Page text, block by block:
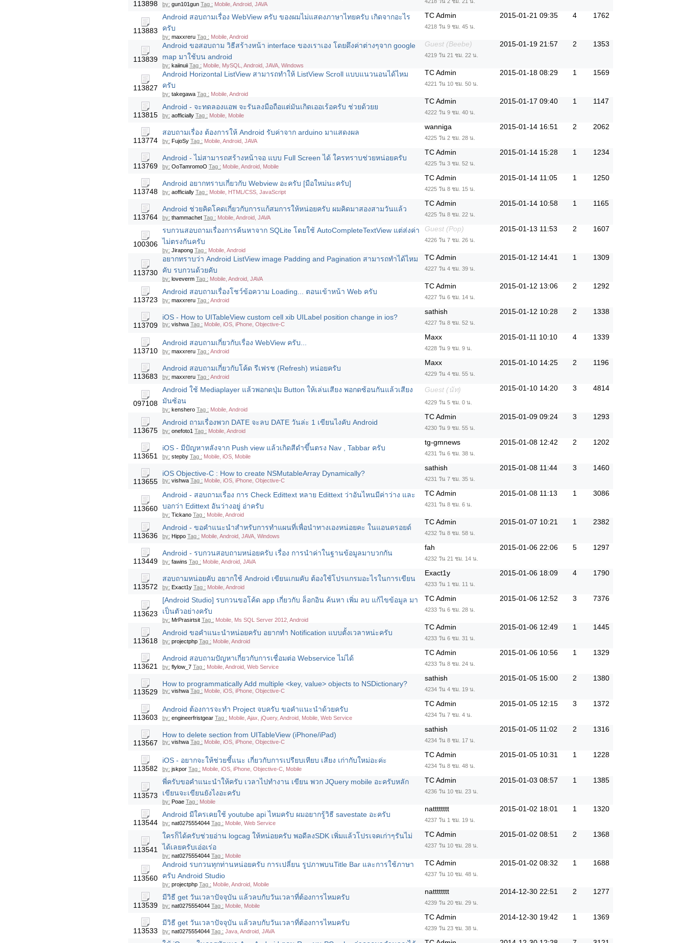
113898 by: gun101gun Tag : Mobile, Android, JAVA
113883
Android สอบถามเรื่อง WebView ครับ ของผมไม่แสดงภาษาไทยครับ เกิดจากอะไร
ครับ
by: maxxreru Tag : Mobile, Android
TC Admin
4218 วัน 9 ชม. 45 น.
2015-01-21 09:35 4 1762
113839
Android ขอสอบถาม วิธีสร้างหน้า interface ของเราเอง โดยดึงค่าต่างๆจาก google
map มาใช้บน android
by: kaiinuii Tag : Mobile, MySQL, Android, JAVA, Windows
Guest (Beebe)
4219 วัน 21 ชม. 22 น.
2015-01-19 21:57 2 1353
113827
Android Horizontal ListView สามารถทำให้ ListView Scroll แบบแนวนอนได้ไหม
ครับ
by: takegawa Tag : Mobile, Android
TC Admin
4221 วัน 10 ชม. 50 น.
2015-01-18 08:29 1 1569
113815
Android - จะทดลองแอพ จะรันลงมือถือแต่มันเกิดเออเร้อครับ ช่วยด้วยย
by: aofficially Tag : Mobile, Mobile
TC Admin
4222 วัน 9 ชม. 40 น.
2015-01-17 09:40 1 1147
113774
สอบถามเรื่อง ต้องการให้ Android รับค่าจาก arduino มาแสดงผล
by: FujoSy Tag : Mobile, Android, JAVA
wanniga
4225 วัน 2 ชม. 28 น.
2015-01-14 16:51 2 2062
113769
Android - ไม่สามารถสร้างหน้าจอ แบบ Full Screen ได้ ใครทราบช่วยหน่อยครับ
by: OoTamromoO Tag : Mobile, Android, Mobile
TC Admin
4225 วัน 3 ชม. 52 น.
2015-01-14 15:28 1 1234
113748
Android อยากทราบเกี่ยวกับ Webview อะครับ [มือใหม่นะครับ]
by: aofficially Tag : Mobile, HTML/CSS, JavaScript
TC Admin
4225 วัน 8 ชม. 15 น.
2015-01-14 11:05 1 1250
113764
Android ช่วยคิดโคดเกี่ยวกับการแก้สมการให้หน่อยครับ ผมคิดมาสองสามวันแล้ว
by: thammachet Tag : Mobile, Android, JAVA
TC Admin
4225 วัน 8 ชม. 22 น.
2015-01-14 10:58 1 1165
100306
รบกวนสอบถามเรื่องการค้นหาจาก SQLite โดยใช้ AutoCompleteTextView แต่ส่งค่า
ไม่ตรงกันครับ
by: Jirapong Tag : Mobile, Android
Guest (Pop)
4226 วัน 7 ชม. 26 น.
2015-01-13 11:53 2 1607
113730
อยากทราบว่า Android ListView image Padding and Pagination สามารถทำได้ไหม
คับ รบกวนด้วยคับ
by: loveverm Tag : Mobile, Android, JAVA
TC Admin
4227 วัน 4 ชม. 39 น.
2015-01-12 14:41 1 1309
113723
Android สอบถามเรื่องโชว์ข้อความ Loading... ตอนเข้าหน้า Web ครับ
by: maxxreru Tag : Android
TC Admin
4227 วัน 6 ชม. 14 น.
2015-01-12 13:06 2 1292
113709
iOS - How to UITableView custom cell xib UILabel position change in ios?
by: vishwa Tag : Mobile, iOS, iPhone, Objective-C
sathish
4227 วัน 8 ชม. 52 น.
2015-01-12 10:28 2 1338
113710
Android สอบถามเกี่ยวกับเรื่อง WebView ครับ...
by: maxxreru Tag : Android
Maxx
4228 วัน 9 ชม. 9 น.
2015-01-11 10:10 4 1339
113683
Android สอบถามเกี่ยวกับโค้ด รีเฟรช (Refresh) หน่อยครับ
by: maxxreru Tag : Android
Maxx
4229 วัน 4 ชม. 55 น.
2015-01-10 14:25 2 1196
097108
Android ใช้ Mediaplayer แล้วพอกดปุ่ม Button ให้เล่นเสียง พอกดซ้อนกันแล้วเสียง
มันซ้อน
by: kenshero Tag : Mobile, Android
Guest (นัท)
4229 วัน 5 ชม. 0 น.
2015-01-10 14:20 3 4814
113675
Android ถามเรื่องพวก DATE จะลบ DATE วันล่ะ 1 เขียนไงคับ Android
by: onefoto1 Tag : Mobile, Android
TC Admin
4230 วัน 9 ชม. 55 น.
2015-01-09 09:24 3 1293
113651
iOS - มีปัญหาหลังจาก Push view แล้วเกิดสีดำขึ้นตรง Nav , Tabbar ครับ
by: stepby Tag : Mobile, iOS, Mobile
tg-gmnews
4231 วัน 6 ชม. 38 น.
2015-01-08 12:42 2 1202
113655
iOS Objective-C : How to create NSMutableArray Dynamically?
by: vishwa Tag : Mobile, iOS, iPhone, Objective-C
sathish
4231 วัน 7 ชม. 35 น.
2015-01-08 11:44 3 1460
113660
Android - สอบถามเรื่อง การ Check Edittext หลาย Edittext ว่าอันไหนมีค่าว่าง และ
บอกว่า Edittext อันว่างอยู่ อ่าครับ
by: Tickano Tag : Mobile, Android
TC Admin
4231 วัน 8 ชม. 6 น.
2015-01-08 11:13 1 3086
113636
Android - ขอคำแนะนำสำหรับการทำแผนที่เพื่อนำทางเองหน่อยคะ ในแอนดรอยด์
by: Hippo Tag : Mobile, Android, JAVA, Windows
TC Admin
4232 วัน 8 ชม. 58 น.
2015-01-07 10:21 1 2382
113449
Android - รบกวนสอบถามหน่อยครับ เรื่อง การนำค่าในฐานข้อมูลมาบวกกัน
by: fawins Tag : Mobile, Android, JAVA
fah
4232 วัน 21 ชม. 14 น.
2015-01-06 22:06 5 1297
113572
สอบถามหน่อยคับ อยากใช้ Android เขียนเกมคับ ต้องใช้โปรแกรมอะไรในการเขียน
by: Exact1y Tag : Mobile, Android
Exact1y
4233 วัน 1 ชม. 11 น.
2015-01-06 18:09 4 1790
113623
[Android Studio] รบกวนขอโค้ด app เกี่ยวกับ ล็อกอิน ค้นหา เพิ่ม ลบ แก้ไขข้อมูล มา
เป็นตัวอย่างครับ
by: MrPrasirtsit Tag : Mobile, Ms SQL Server 2012, Android
TC Admin
4233 วัน 6 ชม. 28 น.
2015-01-06 12:52 3 7376
113618
Android ขอคำแนะนำหน่อยครับ อยากทำ Notification แบบตั้งเวลาหน่ะครับ
by: projectphp Tag : Mobile, Android
TC Admin
4233 วัน 6 ชม. 31 น.
2015-01-06 12:49 1 1445
113621
Android สอบถามปัญหาเกี่ยวกับการเชื่อมต่อ Webservice ไม่ได้
by: flylow_7 Tag : Mobile, Android, Web Service
TC Admin
4233 วัน 8 ชม. 24 น.
2015-01-06 10:56 1 1329
113529
How to programmatically Add multiple <key, value> objects to NSDictionary?
by: vishwa Tag : Mobile, iOS, iPhone, Objective-C
sathish
4234 วัน 4 ชม. 19 น.
2015-01-05 15:00 2 1380
113603
Android ต้องการจะทำ Project จบครับ ขอคำแนะนำด้วยครับ
by: engineerfristgear Tag : Mobile, Ajax, jQuery, Android, Mobile, Web Service
TC Admin
4234 วัน 7 ชม. 4 น.
2015-01-05 12:15 3 1372
113567
How to delete section from UITableView (iPhone/iPad)
by: vishwa Tag : Mobile, iOS, iPhone, Objective-C
sathish
4234 วัน 8 ชม. 17 น.
2015-01-05 11:02 2 1316
113582
iOS - อยากจะให้ช่วยชี้แนะ เกี่ยวกับการเปรียบเทียบ เสียง เก่ากับใหม่อะค่ะ
by: jskpor Tag : Mobile, iOS, iPhone, Objective-C, Mobile
TC Admin
4234 วัน 8 ชม. 48 น.
2015-01-05 10:31 1 1228
113573
พี่ครับขอคำแนะนำให้ครับ เวลาไปทำงาน เขียน พวก JQuery mobile อะครับหลัก
เขียนจะเขียนยังไงอะครับ
by: Poae Tag : Mobile
TC Admin
4236 วัน 10 ชม. 23 น.
2015-01-03 08:57 1 1385
113544
Android มีใครเคยใช้ youtube api ไหมครับ ผมอยากรู้วิธี savestate อะครับ
by: nat0275554044 Tag : Mobile, Web Service
natttttttt
4237 วัน 1 ชม. 19 น.
2015-01-02 18:01 1 1320
113541
ใครก็ได้ครับช่วยอ่าน logcag ให้หน่อยครับ พอดีลงSDK เพิ่มแล้วโปรเจคเก่าๆรันไม่
ได้เลยครับเอ่อเร่อ
by: nat0275554044 Tag : Mobile
TC Admin
4237 วัน 10 ชม. 28 น.
2015-01-02 08:51 2 1368
113560
Android รบกวนทุกท่านหน่อยครับ การเปลี่ยน รูปภาพบนTitle Bar และการใช้ภาษา
ครับ Android Studio
by: projectphp Tag : Mobile, Android, Mobile
TC Admin
4237 วัน 10 ชม. 48 น.
2015-01-02 08:32 1 1688
113539
มีวิธี get วันเวลาปัจจุบัน แล้วลบกับวันเวลาที่ต้องการไหมครับ
by: nat0275554044 Tag : Mobile, Mobile
natttttttt
4239 วัน 20 ชม. 29 น.
2014-12-30 22:51 2 1277
113533
มีวิธี get วันเวลาปัจจุบัน แล้วลบกับวันเวลาที่ต้องการไหมครับ
by: nat0275554044 Tag : Java, Android, JAVA
TC Admin
4239 วัน 23 ชม. 38 น.
2014-12-30 19:42 1 1369